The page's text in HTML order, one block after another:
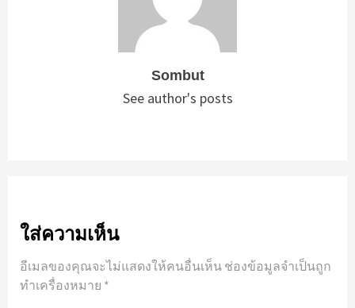
Sombut
See author's posts
ใส่ความเห็น
อีเมลของคุณจะไม่แสดงให้คนอื่นเห็น ช่องข้อมูลจำเป็นถูก
ทำเครื่องหมาย *